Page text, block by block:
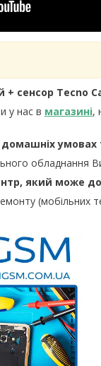
сенсор Tecno
у нас в магазині,
умовах
обладнання
який може